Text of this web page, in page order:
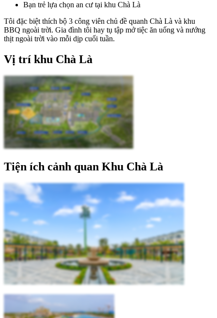
Bạn trẻ lựa chọn an cư tại khu Chà Là
Tôi đặc biệt thích bộ 3 công viên chủ đề quanh Chà Là và khu
BBQ ngoài trời. Gia đình tôi hay tụ tập mở tiệc ăn uống và nướng
thịt ngoài trời vào mỗi dịp cuối tuần.
Vị trí khu Chà Là
Tiện ích cảnh quan Khu Chà Là